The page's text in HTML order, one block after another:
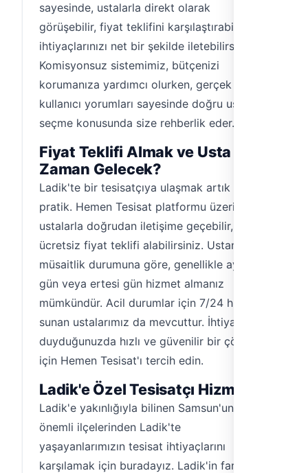
sayesinde, ustalarla direkt olarak
görüşebilir, fiyat teklifini karşılaştırabilir ve
ihtiyaçlarınızı net bir şekilde iletebilirsiniz.
Komisyonsuz sistemimiz, bütçenizi
korumanıza yardımcı olurken, gerçek
kullanıcı yorumları sayesinde doğru ustayı
seçme konusunda size rehberlik eder.
Fiyat Teklifi Almak ve Usta Ne
Zaman Gelecek?
Ladik'te bir tesisatçıya ulaşmak artık çok
pratik. Hemen Tesisat platformu üzerinden
ustalarla doğrudan iletişime geçebilir,
ücretsiz fiyat teklifi alabilirsiniz. Ustanın
müsaitlik durumuna göre, genellikle aynı
gün veya ertesi gün hizmet almanız
mümkündür. Acil durumlar için 7/24 hizmet
sunan ustalarımız da mevcuttur. İhtiyaç
duyduğunuzda hızlı ve güvenilir bir çözüm
için Hemen Tesisat'ı tercih edin.
Ladik'e Özel Tesisatçı Hizmeti
Ladik'e yakınlığıyla bilinen Samsun'un
önemli ilçelerinden Ladik'te
yaşayanlarımızın tesisat ihtiyaçlarını
karşılamak için buradayız. Ladik'in farklı